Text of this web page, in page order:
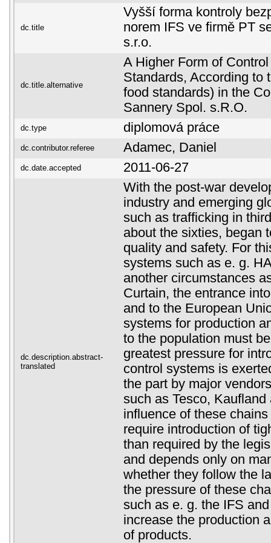
dc.title
Vyšší forma kontroly
norem IFS ve firmě PT
s.r.o.
dc.title.alternative
A Higher Form of
Standards, According to
food standards) in the
Sannery Spol. s.R.O.
dc.type diplomová práce
dc.contributor.referee Adamec, Daniel
dc.date.accepted 2011-06-27
dc.description.abstract-
translated
With the post-war
industry and emerging
such as trafficking in
about the sixties, began
quality and safety. For
systems such as e. g.
another circumstances
Curtain, the entrance
and to the European
systems for production
to the population must
greatest pressure for
control systems is
the part by major
such as Tesco, Kaufland
influence of these
require introduction of
than required by the
and depends only on
whether they follow the
the pressure of these
such as e. g. the IFS
increase the production
of products.